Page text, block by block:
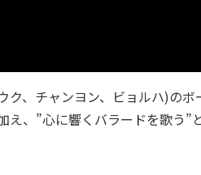
、チャンヨン、ビョルハ)のボ
、”心に響くバラードを歌う”